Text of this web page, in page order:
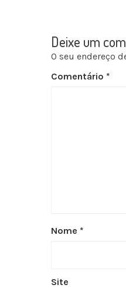
Deixe um
O seu endereço
Comentário *
Nome *
Site